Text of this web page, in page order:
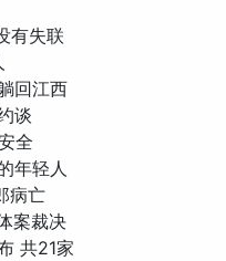
有失联
回江西
谈
全
年轻人
病亡
案裁决
共21家